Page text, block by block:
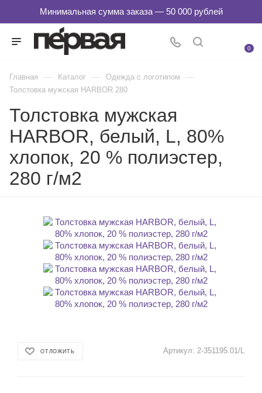
0
Главная — Каталог — Одежда с логотипом —
Толстовка мужская HARBOR 280
Толстовка мужская
HARBOR, белый, L, 80%
хлопок, 20 % полиэстер,
280 г/м2
ОТЛОЖИТЬ Артикул: 2-351195.01/L